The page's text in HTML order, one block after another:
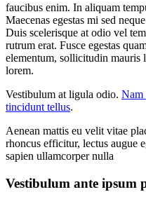
faucibus enim. In aliquam
Maecenas egestas mi sed
Duis scelerisque at odio vel
rutrum erat. Fusce egestas
elementum, sollicitudin mauris
lorem.
Vestibulum at ligula odio. Nam
tincidunt tellus.
Aenean mattis eu velit vitae
rhoncus efficitur, lectus augue
sapien ullamcorper nulla
Vestibulum ante ipsum